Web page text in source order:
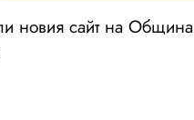
новия сайт на Община